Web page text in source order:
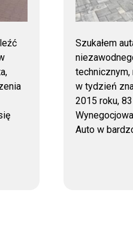
Szukałem
technicznym,
w tydzień
2015 roku,
Auto w